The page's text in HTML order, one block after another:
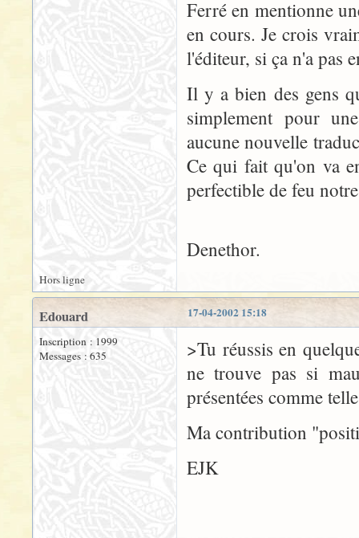
Ferré en mentionne
en cours. Je crois
l'éditeur, si ça n'a pas
Il y a bien des gens
simplement pour
aucune nouvelle
Ce qui fait qu'on va
perfectible de feu
Denethor.
Hors ligne
17-04-2002 15:18
Edouard
Inscription : 1999
Messages : 635
>Tu réussis en
ne trouve pas si
présentées comme
Ma contribution
EJK